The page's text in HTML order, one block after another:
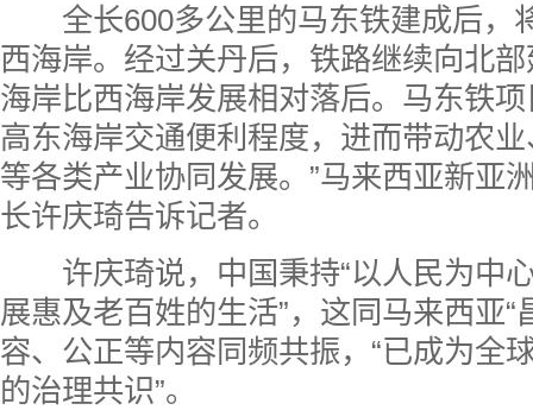
全长600多公里的马东铁建成后，
西海岸。经过关丹后，铁路继续向北
海岸比西海岸发展相对落后。马东铁
高东海岸交通便利程度，进而带动农
等各类产业协同发展。”马来西亚新亚
长许庆琦告诉记者。
许庆琦说，中国秉持“以人民为中心
展惠及老百姓的生活”，这同马来西亚“
容、公正等内容同频共振，“已成为全
的治理共识”。